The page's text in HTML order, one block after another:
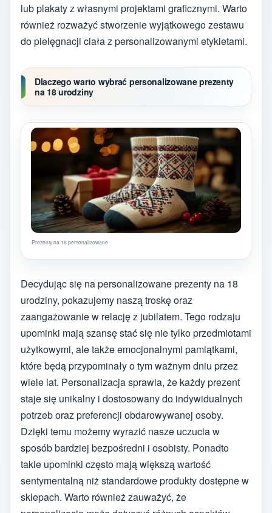
lub plakaty z własnymi projektami graficznymi. Warto
również rozważyć stworzenie wyjątkowego zestawu
do pielęgnacji ciała z personalizowanymi etykietami.
Dlaczego warto wybrać personalizowane prezenty
na 18 urodziny
Prezenty na 18 personalizowane
Decydując się na personalizowane prezenty na 18
urodziny, pokazujemy naszą troskę oraz
zaangażowanie w relację z jubilatem. Tego rodzaju
upominki mają szansę stać się nie tylko przedmiotami
użytkowymi, ale także emocjonalnymi pamiątkami,
które będą przypominały o tym ważnym dniu przez
wiele lat. Personalizacja sprawia, że każdy prezent
staje się unikalny i dostosowany do indywidualnych
potrzeb oraz preferencji obdarowywanej osoby.
Dzięki temu możemy wyrazić nasze uczucia w
sposób bardziej bezpośredni i osobisty. Ponadto
takie upominki często mają większą wartość
sentymentalną niż standardowe produkty dostępne w
sklepach. Warto również zauważyć, że